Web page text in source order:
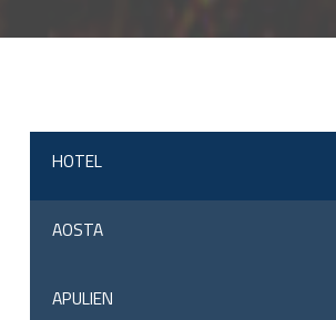
HOTEL
AOSTA
APULIEN